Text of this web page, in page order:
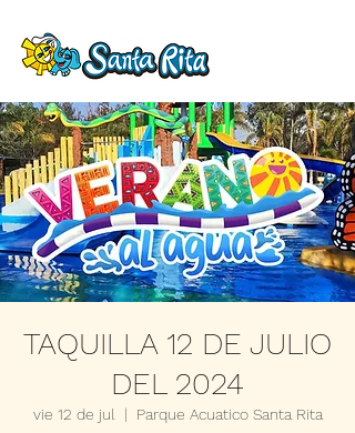
TAQUILLA 12 DE JULIO
DEL 2024
vie 12 de jul
  |
Parque Acuatico Santa Rita